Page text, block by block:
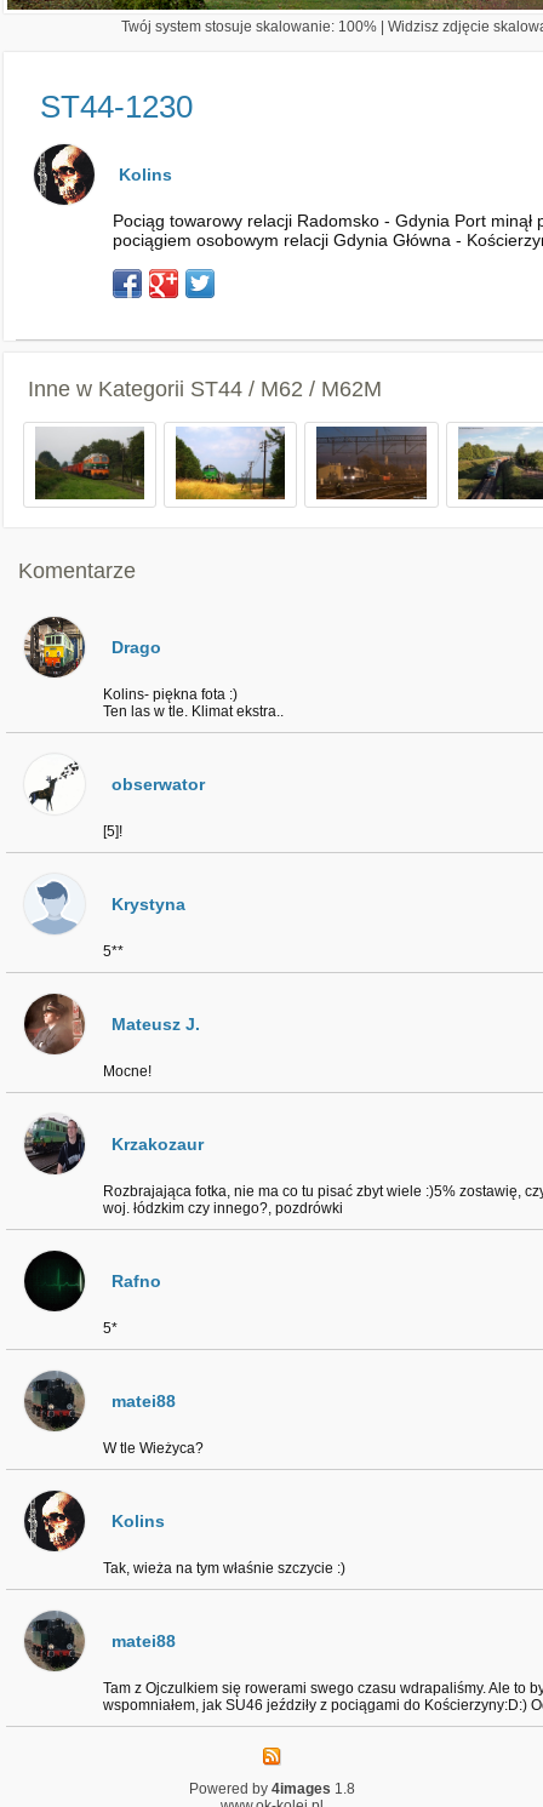
Twój system stosuje skalowanie: 100% | Widzisz zdjęcie
ST44-1230
Kolins
Pociąg towarowy relacji Radomsko - Gdynia Port minął
pociągiem osobowym relacji Gdynia Główna -
Inne w Kategorii ST44 / M62 / M62M
Komentarze
Drago
Kolins- piękna fota :)
Ten las w tle. Klimat ekstra..
obserwator
[5]!
Krystyna
5**
Mateusz J.
Mocne!
Krzakozaur
Rozbrajająca fotka, nie ma co tu pisać zbyt wiele :)5% zostawię,
woj. łódzkim czy innego?, pozdrówki
Rafno
5*
matei88
W tle Wieżyca?
Kolins
Tak, wieża na tym właśnie szczycie :)
matei88
Tam z Ojczulkiem się rowerami swego czasu wdrapaliśmy. Ale to
wspomniałem, jak SU46 jeździły z pociągami do Kościerzyny:D:)
Powered by 4images 1.8